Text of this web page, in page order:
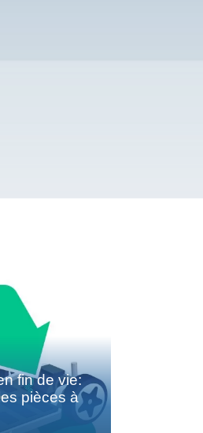
fin de vie:
pièces à